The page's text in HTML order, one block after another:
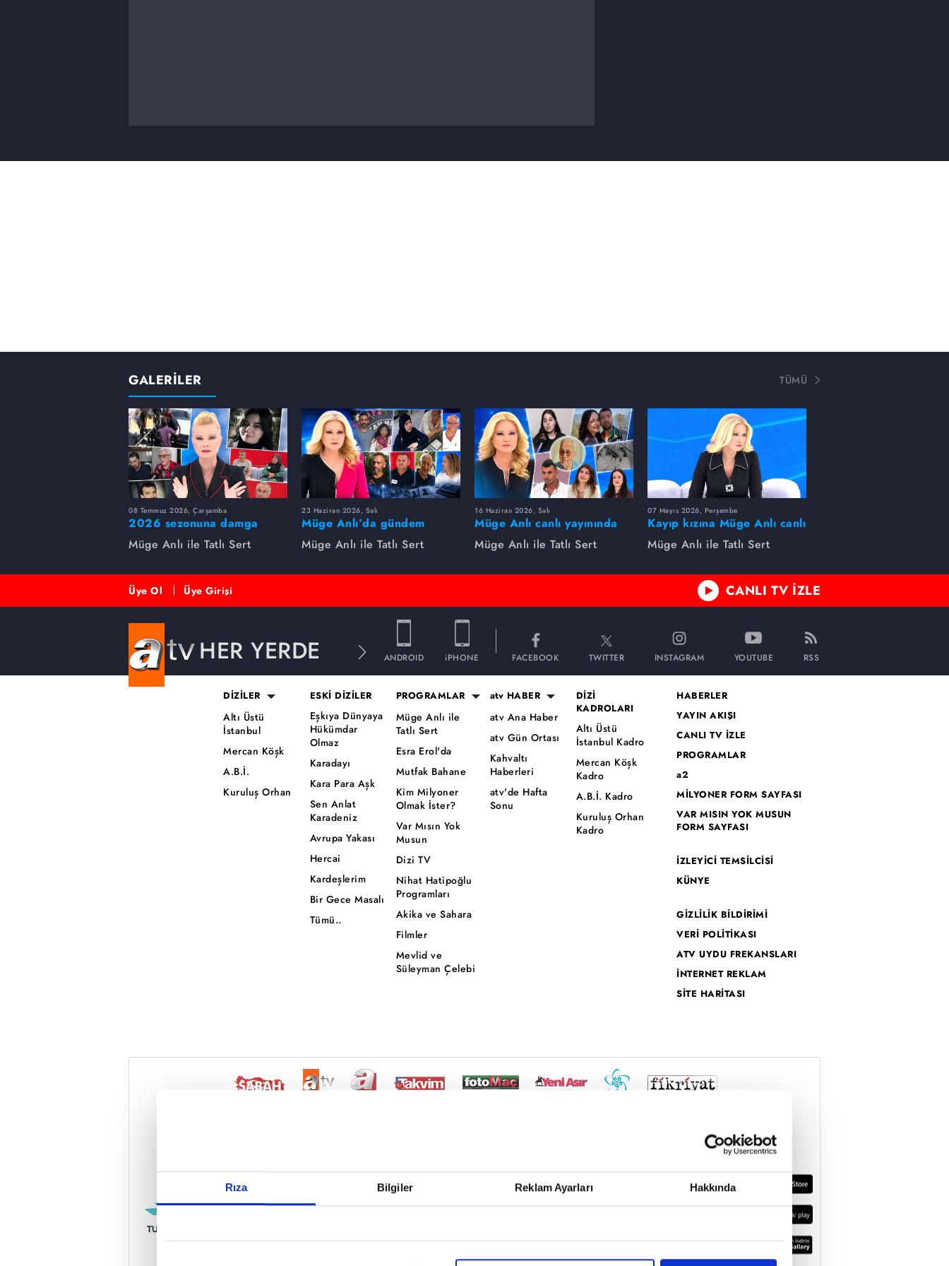
Rıza Bilgiler Reklam Ayarları Hakkında
Reddet
GALERİLER TÜMÜ
08 Temmuz 2026, Çarşamba
2026 sezonuna damga
vuran 5 Müge Anlı
dosyası...
Müge Anlı ile Tatlı Sert
23 Haziran 2026, Salı
Müge Anlı’da gündem
sarsıldı! Kayıp dosyaları ve
aile ihanetleri herkesi şoke
Müge Anlı ile Tatlı Sert
16 Haziran 2026, Salı
Müge Anlı canlı yayınında
dikkat çeken gelişmeler
yaşandı. Kayıp,
Müge Anlı ile Tatlı Sert
07 Mayıs 2026, Perşembe
Kayıp kızına Müge Anlı canlı
yayında kavuştu
Müge Anlı ile Tatlı Sert
Üye Ol Üye Girişi CANLI TV İZLE
HER YERDE ANDROID iPHONE FACEBOOK TWITTER INSTAGRAM YOUTUBE RSS
DİZİLER
Altı Üstü
İstanbul
Mercan Köşk
A.B.İ.
Kuruluş Orhan
ESKİ DİZİLER
Eşkıya Dünyaya
Hükümdar
Olmaz
Karadayı
Kara Para Aşk
Sen Anlat
Karadeniz
Avrupa Yakası
Hercai
Kardeşlerim
Bir Gece Masalı
Tümü..
PROGRAMLAR
Müge Anlı ile
Tatlı Sert
Esra Erol'da
Mutfak Bahane
Kim Milyoner
Olmak İster?
Var Mısın Yok
Musun
Dizi TV
Nihat Hatipoğlu
Programları
Akika ve Sahara
Filmler
Mevlid ve
Süleyman Çelebi
atv HABER
atv Ana Haber
atv Gün Ortası
Kahvaltı
Haberleri
atv'de Hafta
Sonu
DİZİ
KADROLARI
Altı Üstü
İstanbul Kadro
Mercan Köşk
Kadro
A.B.İ. Kadro
Kuruluş Orhan
Kadro
HABERLER
YAYIN AKIŞI
CANLI TV İZLE
PROGRAMLAR
a2
MİLYONER FORM SAYFASI
VAR MISIN YOK MUSUN
FORM SAYFASI
İZLEYİCİ TEMSİLCİSİ
KÜNYE
GİZLİLİK BİLDİRİMİ
VERİ POLİTİKASI
ATV UYDU FREKANSLARI
İNTERNET REKLAM
SİTE HARİTASI